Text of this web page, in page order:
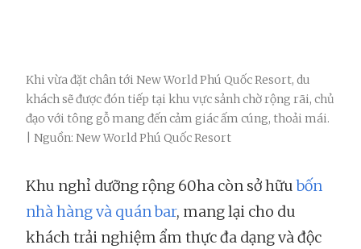
Khi vừa đặt chân tới New World Phú Quốc Resort, du
khách sẽ được đón tiếp tại khu vực sảnh chờ rộng rãi, chủ
đạo với tông gỗ mang đến cảm giác ấm cúng, thoải mái.
| Nguồn: New World Phú Quốc Resort
Khu nghỉ dưỡng rộng 60ha còn sở hữubốn
nhà hàng và quán bar, mang lại cho du
khách trải nghiệm ẩm thực đa dạng và độc